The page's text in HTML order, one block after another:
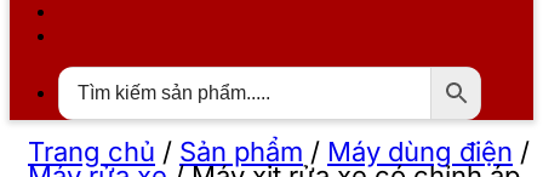
Trang chủ / Sản phẩm / Máy dùng điện /